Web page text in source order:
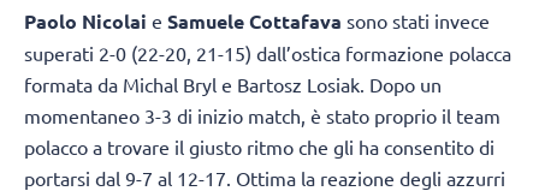
Paolo Nicolai e Samuele Cottafava sono stati invece
superati 2-0 (22-20, 21-15) dall’ostica formazione polacca
formata da Michal Bryl e Bartosz Losiak. Dopo un
momentaneo 3-3 di inizio match, è stato proprio il team
polacco a trovare il giusto ritmo che gli ha consentito di
portarsi dal 9-7 al 12-17. Ottima la reazione degli azzurri